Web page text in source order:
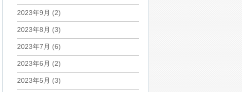
2023年9月 (2)
2023年8月 (3)
2023年7月 (6)
2023年6月 (2)
2023年5月 (3)